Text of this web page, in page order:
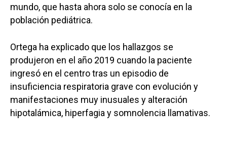
mundo, que hasta ahora solo se conocía en la
población pediátrica.
Ortega ha explicado que los hallazgos se
produjeron en el año 2019 cuando la paciente
ingresó en el centro tras un episodio de
insuficiencia respiratoria grave con evolución y
manifestaciones muy inusuales y alteración
hipotalámica, hiperfagia y somnolencia llamativas.